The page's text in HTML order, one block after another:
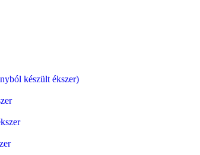
készült ékszer)